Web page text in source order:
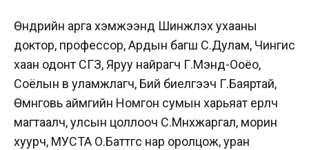
Өнөөдрийн арга хэмжээнд Шинжлэх ухааны
доктор, профессор, Ардын багш С.Дулам, Чингис
хаан одонт СГЗ, Яруу найрагч Г.Мэнд-Ооёо,
Соёлын өв уламжлагч, Бий биелгээч Г.Баяртай,
Өмнөговь аймгийн Номгон сумын харьяат ерөөлч
магтаалч, улсын цоллооч С.Мөнхжаргал, морин
хуурч, МУСТА О.Баттөгс нар оролцож, уран